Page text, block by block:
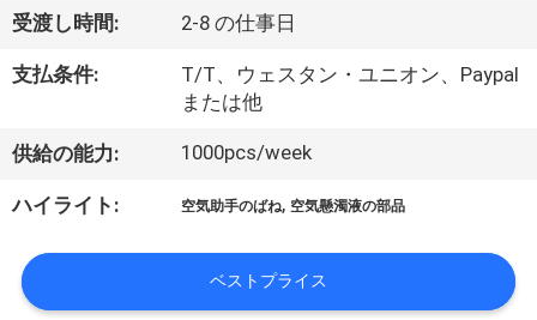
い
て
工
場
旅
行
受渡し時間: 2-8 の仕事日
支払条件:
T/T、ウェスタン・ユニオン、Paypal
または他
供給の能力: 1000pcs/week
ハイライト: 空気助手のばね, 空気懸濁液の部品
ベストプライス